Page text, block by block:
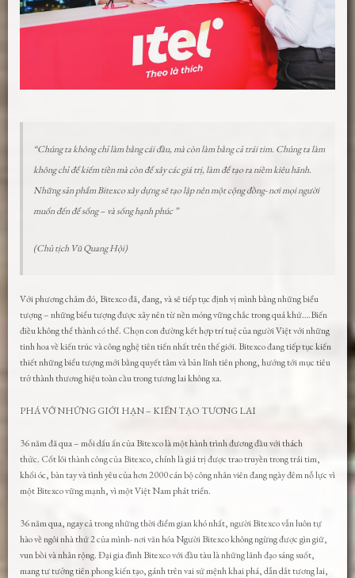
“Chúng ta không chỉ làm bằng cái đầu, mà còn làm bằng cả trái tim. Chúng ta làm
không chỉ để kiếm tiền mà còn để xây các giá trị, làm để tạo ra niềm kiêu hãnh.
Những sản phẩm Bitexco xây dựng sẽ tạo lập nên một cộng đồng- nơi mọi người
muốn đến để sống – và sống hạnh phúc ”
(Chủ tịch Vũ Quang Hội)
Với phương châm đó, Bitexco đã, đang, và sẽ tiếp tục định vị mình bằng những biểu
tượng – những biểu tượng được xây nên từ nền móng vững chắc trong quá khứ….Biến
điều không thể thành có thể. Chọn con đường kết hợp trí tuệ của người Việt với những
tinh hoa về kiến trúc và công nghệ tiên tiến nhất trên thế giới. Bitexco đang tiếp tục kiến
thiết những biểu tượng mới bằng quyết tâm và bản lĩnh tiên phong, hướng tới mục tiêu
trở thành thương hiệu toàn cầu trong tương lai không xa.
PHÁ VỠ NHỮNG GIỚI HẠN – KIẾN TẠO TƯƠNG LAI
36 năm đã qua – mỗi dấu ấn của Bitexco là một hành trình đương đầu với thách
thức. Cốt lõi thành công của Bitexco, chính là giá trị được trao truyền trong trái tim,
khối óc, bàn tay và tình yêu của hơn 2000 cán bộ công nhân viên đang ngày đêm nỗ lực vì
một Bitexco vững mạnh, vì một Việt Nam phát triển.
36 năm qua, ngay cả trong những thời điểm gian khó nhất, người Bitexco vẫn luôn tự
hào về ngôi nhà thứ 2 của mình- nơi văn hóa Người Bitexco không ngừng được gìn giữ,
vun bồi và nhân rộng. Đại gia đình Bitexco với đầu tàu là những lãnh đạo sáng suốt,
mang tư tưởng tiên phong kiến tạo, gánh trên vai sứ mệnh khai phá, dẫn dắt tương lai,